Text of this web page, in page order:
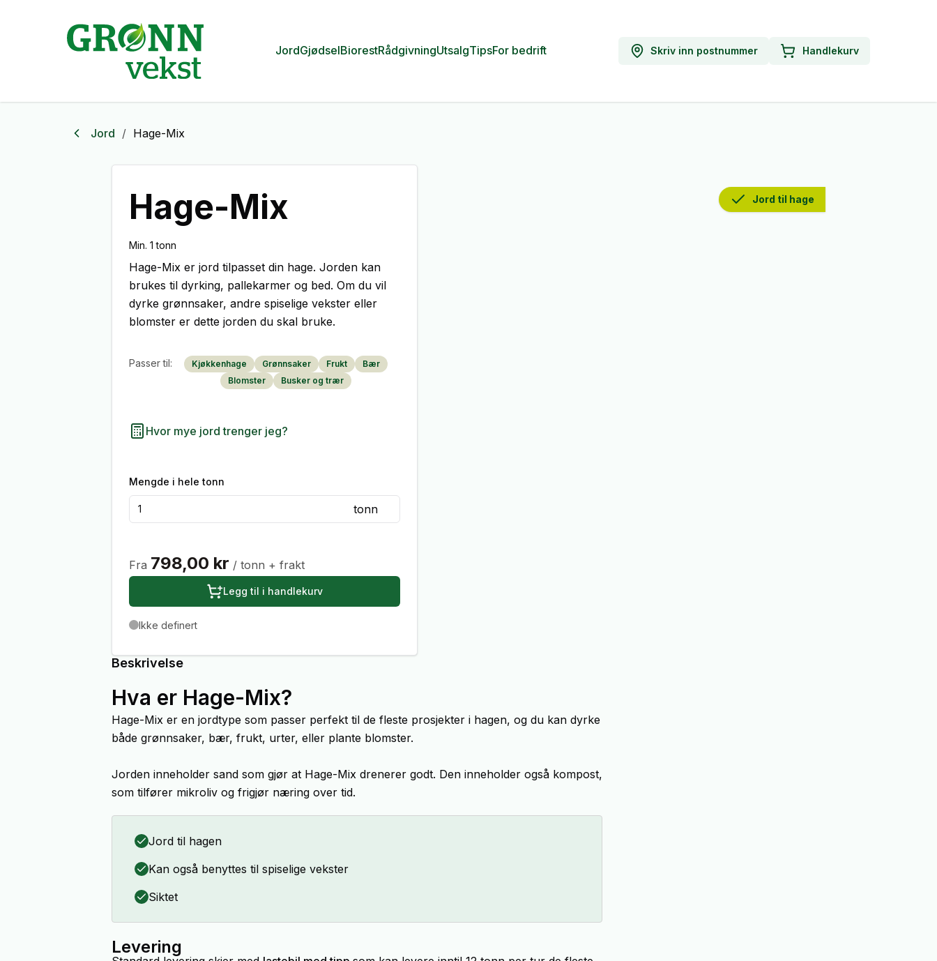
JordGjødselBiorestRådgivningUtsalgTipsFor bedrift Skriv inn postnummer Handlekurv
Jord / Hage-Mix
Hage-Mix
Min. 1 tonn
Hage-Mix er jord tilpasset din hage. Jorden kan
brukes til dyrking, pallekarmer og bed. Om du vil
dyrke grønnsaker, andre spiselige vekster eller
blomster er dette jorden du skal bruke.
Passer til: Kjøkkenhage Grønnsaker Frukt
Bær
Blomster
Busker og trær
Hvor mye jord trenger jeg?
Mengde i heletonn
tonn
Fra 798,00 kr / tonn + frakt
Legg til i handlekurv
Ikke definert
Jord til hage
Beskrivelse
Hva er Hage-Mix?
Hage-Mix er en jordtype som passer perfekt til de fleste prosjekter i hagen, og du kan dyrke
både grønnsaker, bær, frukt, urter, eller plante blomster.
Jorden inneholder sand som gjør at Hage-Mix drenerer godt. Den inneholder også kompost,
som tilfører mikroliv og frigjør næring over tid.
Jord til hagen
Kan også benyttes til spiselige vekster
Siktet
Levering